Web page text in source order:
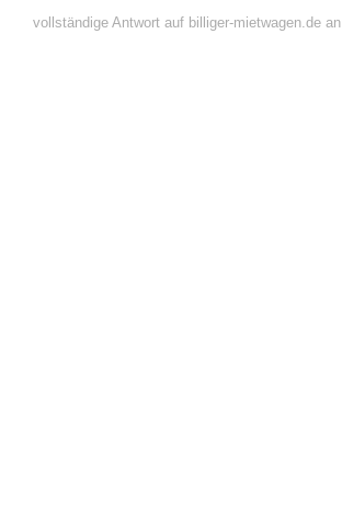
vollständige Antwort auf billiger-mietwagen.de an